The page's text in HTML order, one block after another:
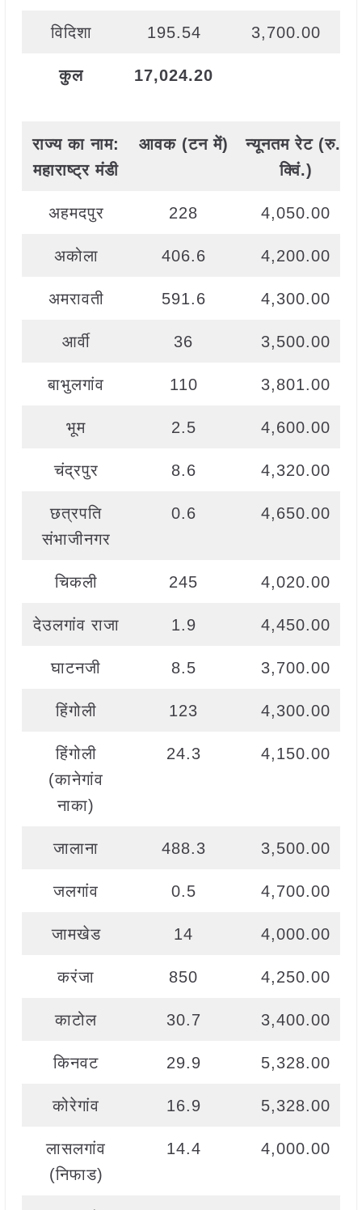
विदिशा 195.54 3,700.00
कुल 17,024.20
राज्य का नाम:
महाराष्ट्र मंडी
आवक (टन में) न्यूनतम रेट (रु./
क्विं.)
अहमदपुर 228 4,050.00
अकोला 406.6 4,200.00
अमरावती 591.6 4,300.00
आर्वी 36 3,500.00
बाभुलगांव 110 3,801.00
भूम 2.5 4,600.00
चंद्रपुर 8.6 4,320.00
छत्रपति
संभाजीनगर
0.6 4,650.00
चिकली 245 4,020.00
देउलगांव राजा 1.9 4,450.00
घाटनजी 8.5 3,700.00
हिंगोली 123 4,300.00
हिंगोली
(कानेगांव
नाका)
24.3 4,150.00
जालाना 488.3 3,500.00
जलगांव 0.5 4,700.00
जामखेड 14 4,000.00
करंजा 850 4,250.00
काटोल 30.7 3,400.00
किनवट 29.9 5,328.00
कोरेगांव 16.9 5,328.00
लासलगांव
(निफाड)
14.4 4,000.00